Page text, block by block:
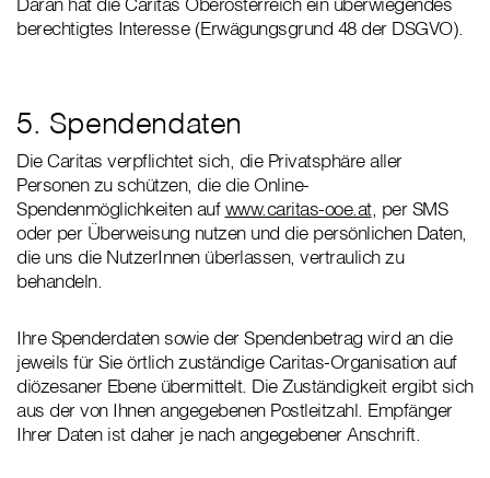
berechtigtes Interesse (Erwägungsgrund 48 der DSGVO).
5. Spendendaten
Die Caritas verpflichtet sich, die Privatsphäre aller
Personen zu schützen, die die Online-
Spendenmöglichkeiten aufwww.caritas-ooe.at, per SMS
oder per Überweisung nutzen und die persönlichen Daten,
die uns die NutzerInnen überlassen, vertraulich zu
behandeln.
Ihre Spenderdaten sowie der Spendenbetrag wird an die
jeweils für Sie örtlich zuständige Caritas-Organisation auf
diözesaner Ebene übermittelt. Die Zuständigkeit ergibt sich
aus der von Ihnen angegebenen Postleitzahl. Empfänger
Ihrer Daten ist daher je nach angegebener Anschrift.